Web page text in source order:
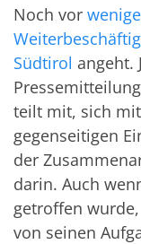
Noch vor
Südtirol angeht.
teilt mit, sich
gegenseitigen
der
darin. Auch
getroffen
von seinen